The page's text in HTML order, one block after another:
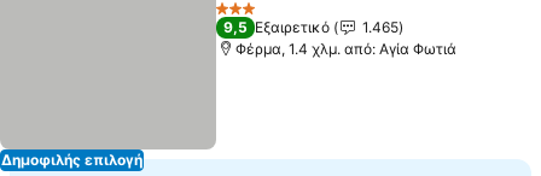
Δημοφιλής επιλογή
3 Αστέρια
9,5 Εξαιρετικό
1.465
Φέρμα, 1.4 χλμ. από: Αγία Φωτιά